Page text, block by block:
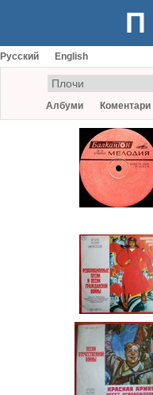
Русский English
Албуми Коментари